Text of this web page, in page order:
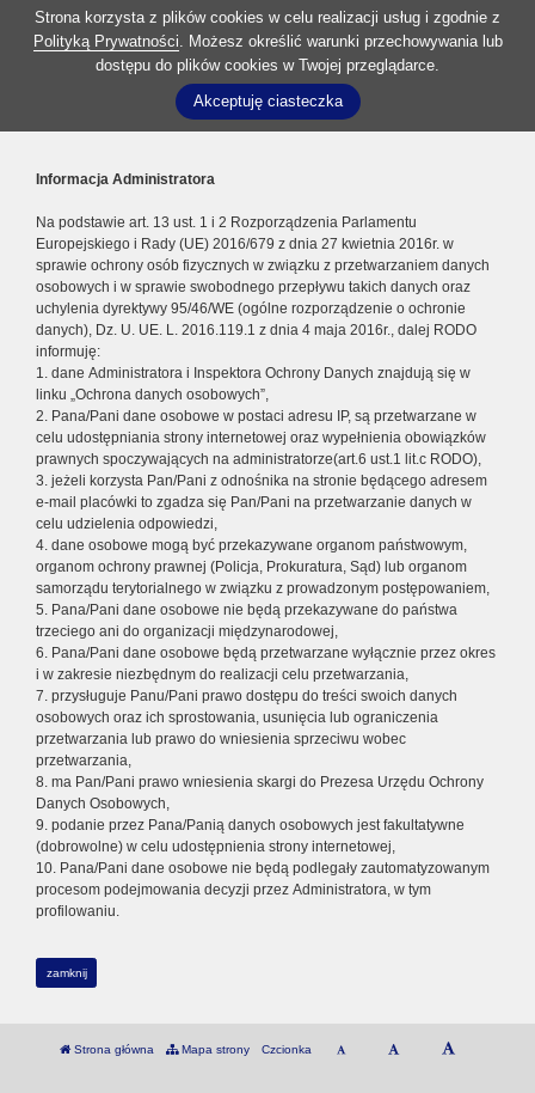
Strona korzysta z plików cookies w celu realizacji usług i zgodnie z
Polityką Prywatności. Możesz określić warunki przechowywania lub
dostępu do plików cookies w Twojej przeglądarce.
Akceptuję ciasteczka
Informacja Administratora
Na podstawie art. 13 ust. 1 i 2 Rozporządzenia Parlamentu
Europejskiego i Rady (UE) 2016/679 z dnia 27 kwietnia 2016r. w
sprawie ochrony osób fizycznych w związku z przetwarzaniem danych
osobowych i w sprawie swobodnego przepływu takich danych oraz
uchylenia dyrektywy 95/46/WE (ogólne rozporządzenie o ochronie
danych), Dz. U. UE. L. 2016.119.1 z dnia 4 maja 2016r., dalej RODO
informuję:
1. dane Administratora i Inspektora Ochrony Danych znajdują się w
linku „Ochrona danych osobowych”,
2. Pana/Pani dane osobowe w postaci adresu IP, są przetwarzane w
celu udostępniania strony internetowej oraz wypełnienia obowiązków
prawnych spoczywających na administratorze(art.6 ust.1 lit.c RODO),
3. jeżeli korzysta Pan/Pani z odnośnika na stronie będącego adresem
e-mail placówki to zgadza się Pan/Pani na przetwarzanie danych w
celu udzielenia odpowiedzi,
4. dane osobowe mogą być przekazywane organom państwowym,
organom ochrony prawnej (Policja, Prokuratura, Sąd) lub organom
samorządu terytorialnego w związku z prowadzonym postępowaniem,
5. Pana/Pani dane osobowe nie będą przekazywane do państwa
trzeciego ani do organizacji międzynarodowej,
6. Pana/Pani dane osobowe będą przetwarzane wyłącznie przez okres
i w zakresie niezbędnym do realizacji celu przetwarzania,
7. przysługuje Panu/Pani prawo dostępu do treści swoich danych
osobowych oraz ich sprostowania, usunięcia lub ograniczenia
przetwarzania lub prawo do wniesienia sprzeciwu wobec
przetwarzania,
8. ma Pan/Pani prawo wniesienia skargi do Prezesa Urzędu Ochrony
Danych Osobowych,
9. podanie przez Pana/Panią danych osobowych jest fakultatywne
(dobrowolne) w celu udostępnienia strony internetowej,
10. Pana/Pani dane osobowe nie będą podlegały zautomatyzowanym
procesom podejmowania decyzji przez Administratora, w tym
profilowaniu.
zamknij
Strona główna Mapa strony Czcionka